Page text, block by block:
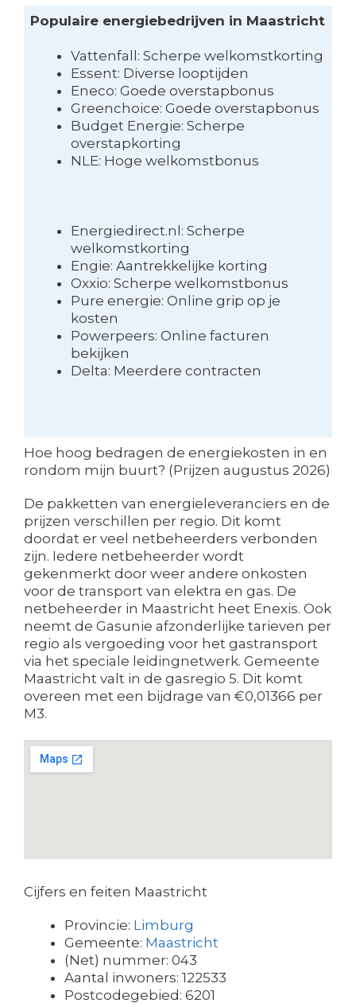
Populaire energiebedrijven in Maastricht
Vattenfall: Scherpe welkomstkorting
Essent: Diverse looptijden
Eneco: Goede overstapbonus
Greenchoice: Goede overstapbonus
Budget Energie: Scherpe
overstapkorting
NLE: Hoge welkomstbonus
Energiedirect.nl: Scherpe
welkomstkorting
Engie: Aantrekkelijke korting
Oxxio: Scherpe welkomstbonus
Pure energie: Online grip op je
kosten
Powerpeers: Online facturen
bekijken
Delta: Meerdere contracten
Hoe hoog bedragen de energiekosten in en
rondom mijn buurt? (Prijzen augustus 2026)
De pakketten van energieleveranciers en de
prijzen verschillen per regio. Dit komt
doordat er veel netbeheerders verbonden
zijn. Iedere netbeheerder wordt
gekenmerkt door weer andere onkosten
voor de transport van elektra en gas. De
netbeheerder in Maastricht heet Enexis. Ook
neemt de Gasunie afzonderlijke tarieven per
regio als vergoeding voor het gastransport
via het speciale leidingnetwerk. Gemeente
Maastricht valt in de gasregio 5. Dit komt
overeen met een bijdrage van €0,01366 per
M3.
Cijfers en feiten Maastricht
Provincie: Limburg
Gemeente: Maastricht
(Net) nummer: 043
Aantal inwoners: 122533
Postcodegebied: 6201